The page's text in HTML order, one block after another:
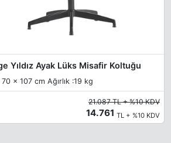
Yıldız Ayak Lüks Misafir Koltuğu
x 107 cm Ağırlık :19 kg
21.087 TL + %10 KDV
14.761 TL + %10 KDV